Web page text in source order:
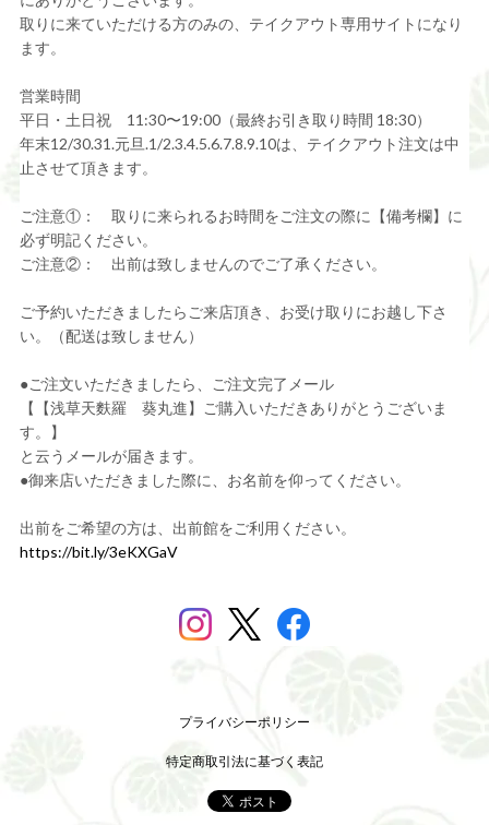
取りに来ていただける方のみの、テイクアウト専用サイトになり
ます。
営業時間
平日・土日祝 11:30〜19:00（最終お引き取り時間 18:30）
年末12/30.31.元旦.1/2.3.4.5.6.7.8.9.10は、テイクアウト注文は中
止させて頂きます。
ご注意①： 取りに来られるお時間をご注文の際に【備考欄】に
必ず明記ください。
ご注意②： 出前は致しませんのでご了承ください。
ご予約いただきましたらご来店頂き、お受け取りにお越し下さ
い。（配送は致しません）
●ご注文いただきましたら、ご注文完了メール
【【浅草天麩羅 葵丸進】ご購入いただきありがとうございま
す。】
と云うメールが届きます。
●御来店いただきました際に、お名前を仰ってください。
出前をご希望の方は、出前館をご利用ください。
https://bit.ly/3eKXGaV
プライバシーポリシー
特定商取引法に基づく表記